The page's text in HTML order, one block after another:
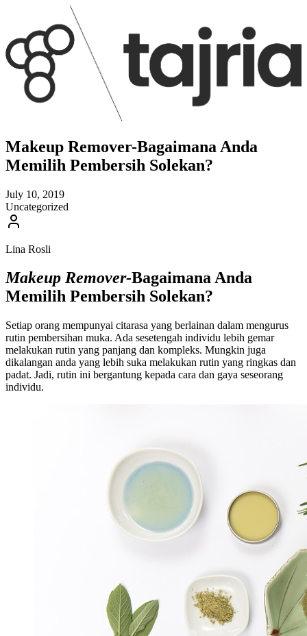
Makeup Remover-Bagaimana Anda
Memilih Pembersih Solekan?
July 10, 2019
Uncategorized
Lina Rosli
Makeup Remover-Bagaimana Anda
Memilih Pembersih Solekan?
Setiap orang mempunyai citarasa yang berlainan dalam mengurus
rutin pembersihan muka. Ada sesetengah individu lebih gemar
melakukan rutin yang panjang dan kompleks. Mungkin juga
dikalangan anda yang lebih suka melakukan rutin yang ringkas dan
padat. Jadi, rutin ini bergantung kepada cara dan gaya seseorang
individu.